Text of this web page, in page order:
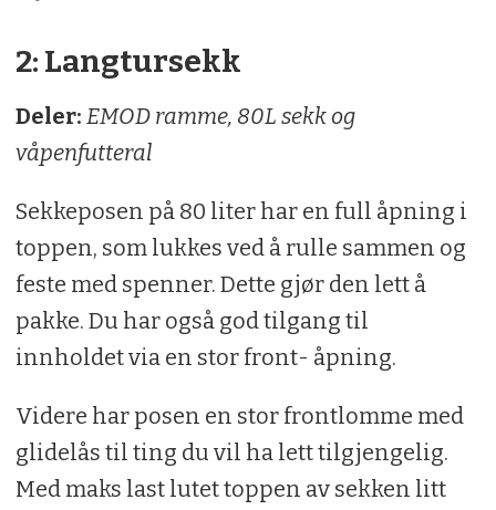
2: Langtursekk
Deler: EMOD ramme, 80L sekk og
våpenfutteral
Sekkeposen på 80 liter har en full åpning i
toppen, som lukkes ved å rulle sammen og
feste med spenner. Dette gjør den lett å
pakke. Du har også god tilgang til
innholdet via en stor front- åpning.
Videre har posen en stor frontlomme med
glidelås til ting du vil ha lett tilgjengelig.
Med maks last lutet toppen av sekken litt